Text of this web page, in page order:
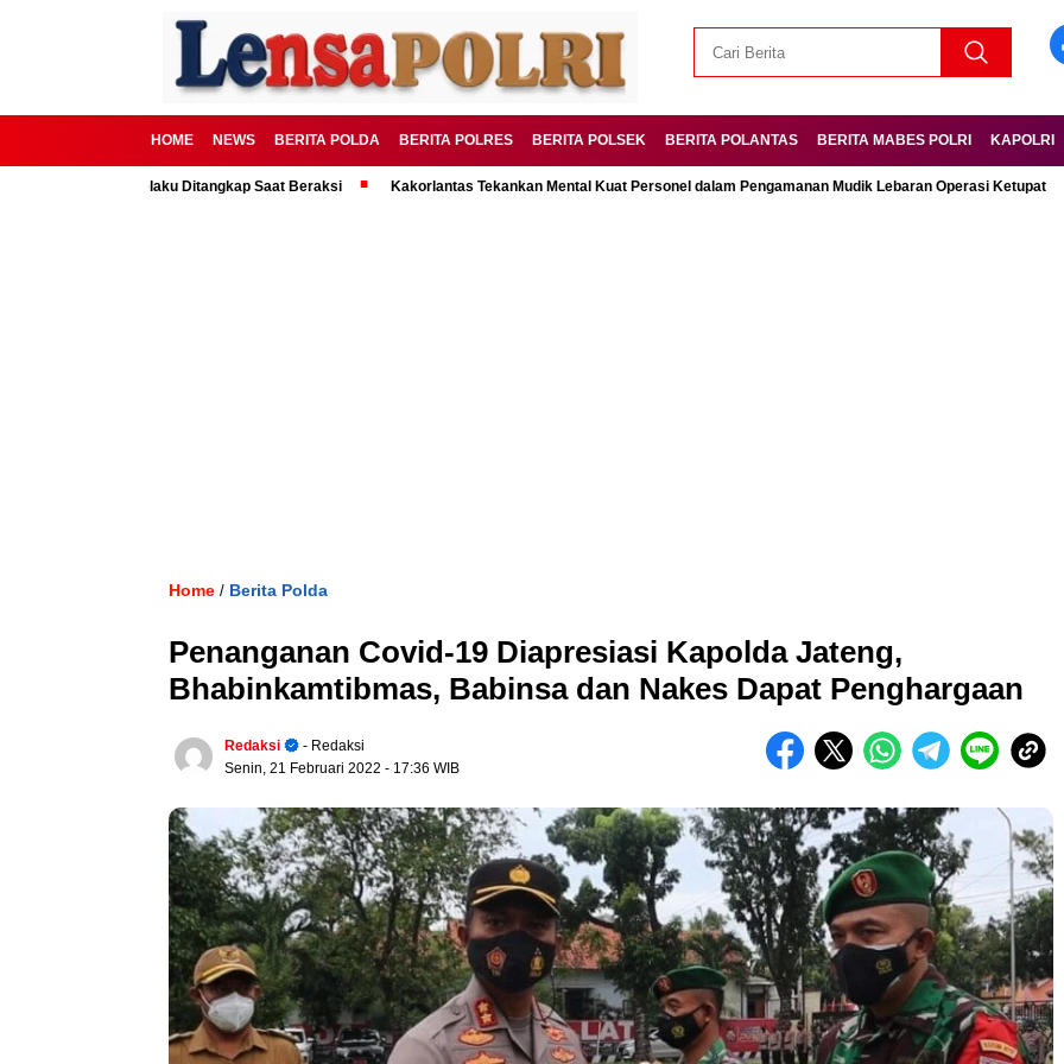
HOME NEWS BERITA POLDA BERITA POLRES BERITA POLSEK BERITA POLANTAS BERITA MABES POLRI KAPOLRI
Kota, 2 Pelaku Ditangkap Saat Beraksi Kakorlantas Tekankan Mental Kuat Personel dalam Pengamanan Mudik Lebaran Operasi Ketupat
Home / Berita Polda
Penanganan Covid-19 Diapresiasi Kapolda Jateng,
Bhabinkamtibmas, Babinsa dan Nakes Dapat Penghargaan
Redaksi
- Redaksi
Senin, 21 Februari 2022 - 17:36 WIB